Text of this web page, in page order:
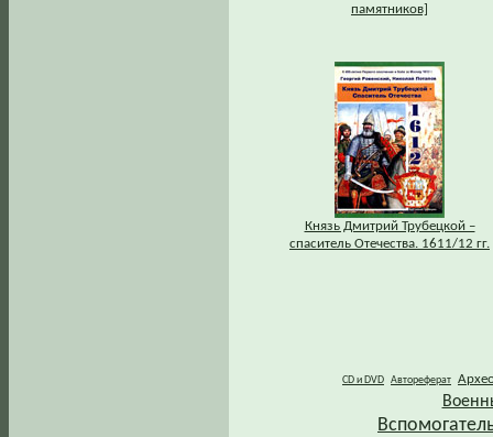
памятников]
Князь Дмитрий Трубецкой –
спаситель Отечества. 1611/12 гг.
CD и DVD Автореферат